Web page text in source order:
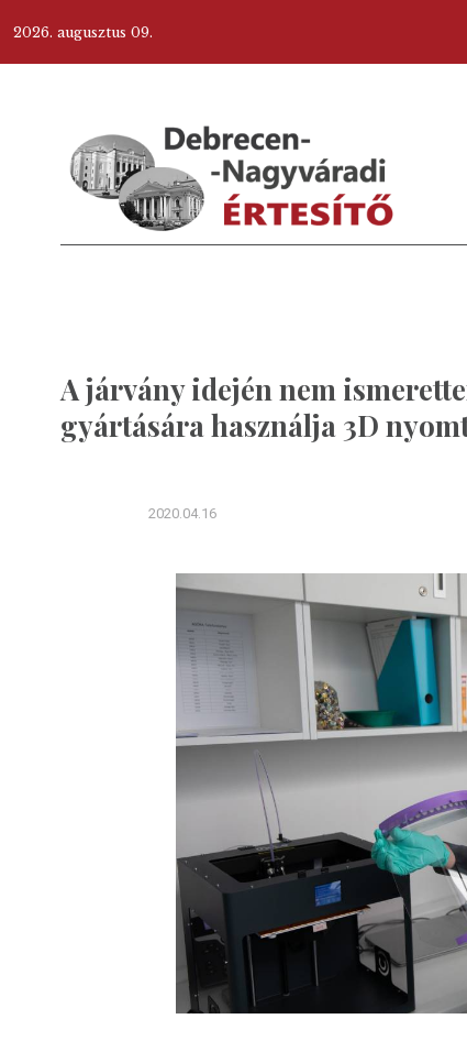
2026. augusztus 09.
A járvány idején nem
gyártására használja 3D
2020.04.16